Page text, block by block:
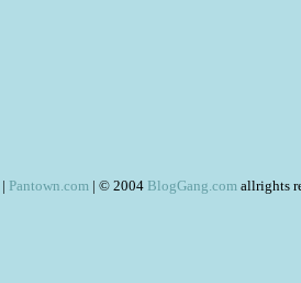
| Pantown.com | © 2004 BlogGang.com allrights